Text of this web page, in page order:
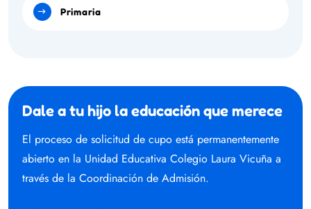
Primaria
Dale a tu hijo la educación que merece
El proceso de solicitud de cupo está permanentemente
abierto en la Unidad Educativa Colegio Laura Vicuña a
través de la Coordinación de Admisión.